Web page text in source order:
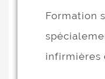
Formation
infirmières